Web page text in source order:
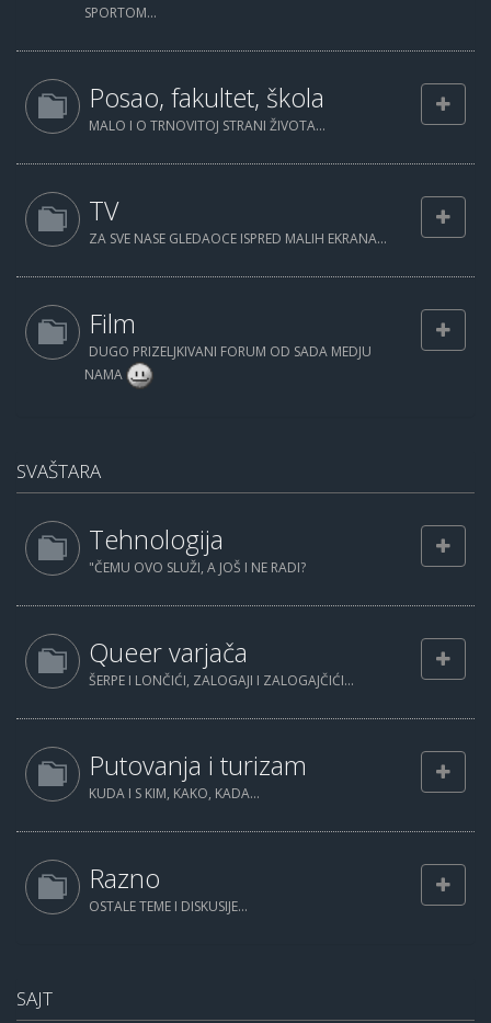
SPORTOM...
Posao, fakultet, škola
MALO I O TRNOVITOJ STRANI ŽIVOTA...
TV
ZA SVE NASE GLEDAOCE ISPRED MALIH EKRANA...
Film
DUGO PRIZELJKIVANI FORUM OD SADA MEDJU
NAMA
SVAŠTARA
Tehnologija
"ČEMU OVO SLUŽI, A JOŠ I NE RADI?
Queer varjača
ŠERPE I LONČIĆI, ZALOGAJI I ZALOGAJČIĆI...
Putovanja i turizam
KUDA I S KIM, KAKO, KADA...
Razno
OSTALE TEME I DISKUSIJE...
SAJT